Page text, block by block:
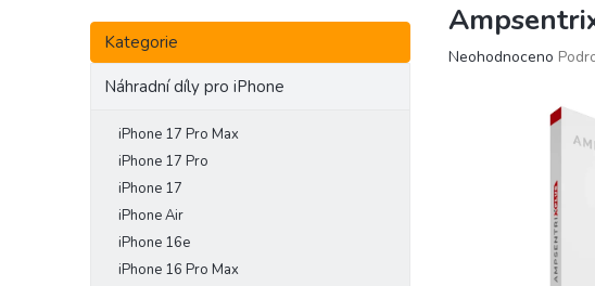
P
s
Přeskočit
kategorie
Kategorie
Náhradní díly pro iPhone
iPhone 17 Pro Max
iPhone 17 Pro
iPhone 17
iPhone Air
iPhone 16e
iPhone 16 Pro Max
Průměrné
Neohodnoceno